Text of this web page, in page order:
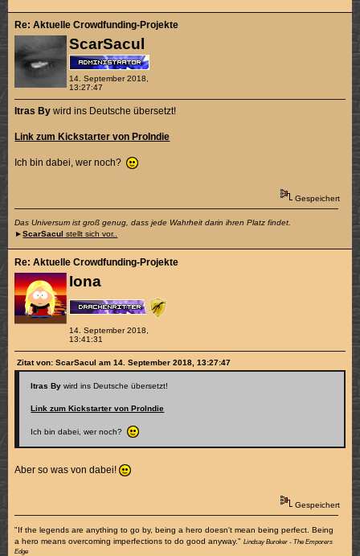
ScarSacul
14. September 2018,
13:27:47
Re: Aktuelle Crowdfunding-Projekte
Itras By wird ins Deutsche übersetzt!
Link zum Kickstarter von ProIndie
Ich bin dabei, wer noch?
Gespeichert
Das Universum ist groß genug, dass jede Wahrheit darin ihren Platz findet.
►ScarSacul stellt sich vor..
Iona
14. September 2018,
13:41:31
Re: Aktuelle Crowdfunding-Projekte
Zitat von: ScarSacul am 14. September 2018, 13:27:47
Itras By wird ins Deutsche übersetzt!
Link zum Kickstarter von ProIndie
Ich bin dabei, wer noch?
Aber so was von dabei!
Gespeichert
"If the legends are anything to go by, being a hero doesn't mean being perfect. Being
a hero means overcoming imperfections to do good anyway."Lindsay Buroker - The Emporers
Edge